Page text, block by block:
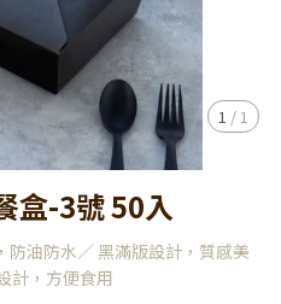
1 / 1
盒-3號 50入
油防水／ 黑滿版設計，質感美
計，方便食用